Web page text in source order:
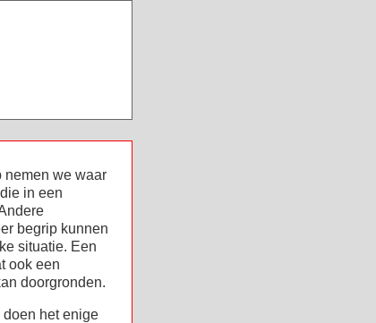
nemen we waar
in een
begrip kunnen
situatie. Een
ook een
doorgronden.
het enige